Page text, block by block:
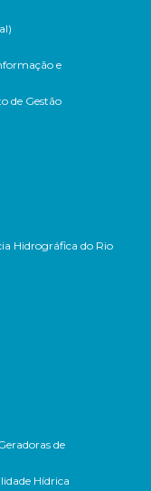
e
de Gestão
Hidrográfica do Rio
de
Hídrica